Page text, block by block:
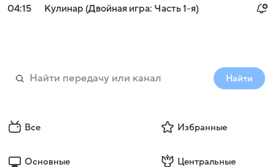
04:15
Кулинар (Двойная игра: Часть 1-я)
Найти
Все Избранные
Основные Центральные